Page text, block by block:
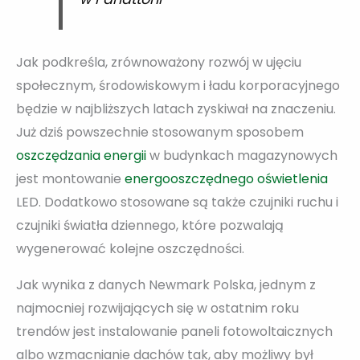
Jak podkreśla, zrównoważony rozwój w ujęciu
społecznym, środowiskowym i ładu korporacyjnego
będzie w najbliższych latach zyskiwał na znaczeniu.
Już dziś powszechnie stosowanym sposobem
oszczędzania energiiw budynkach magazynowych
jest montowanie energooszczędnego oświetlenia
LED. Dodatkowo stosowane są także czujniki ruchu i
czujniki światła dziennego, które pozwalają
wygenerować kolejne oszczędności.
Jak wynika z danych Newmark Polska, jednym z
najmocniej rozwijających się w ostatnim roku
trendów jest instalowanie paneli fotowoltaicznych
albo wzmacnianie dachów tak, aby możliwy był